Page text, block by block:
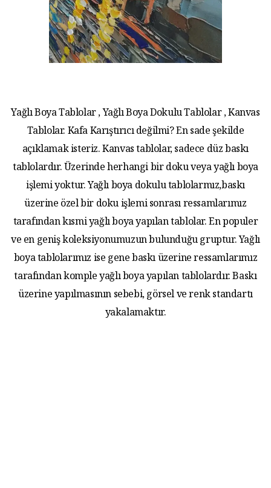
Yağlı Boya Tablolar , Yağlı Boya Dokulu Tablolar , Kanvas
Tablolar. Kafa Karıştırıcı değilmi? En sade şekilde
açıklamak isteriz. Kanvas tablolar, sadece düz baskı
tablolardır. Üzerinde herhangi bir doku veya yağlı boya
işlemi yoktur. Yağlı boya dokulu tablolarmız,baskı
üzerine özel bir doku işlemi sonrası ressamlarımız
tarafından kısmi yağlı boya yapılan tablolar. En populer
ve en geniş koleksiyonumuzun bulunduğu gruptur. Yağlı
boya tablolarımız ise gene baskı üzerine ressamlarımız
tarafından komple yağlı boya yapılan tablolardır. Baskı
üzerine yapılmasının sebebi, görsel ve renk standartı
yakalamaktır.